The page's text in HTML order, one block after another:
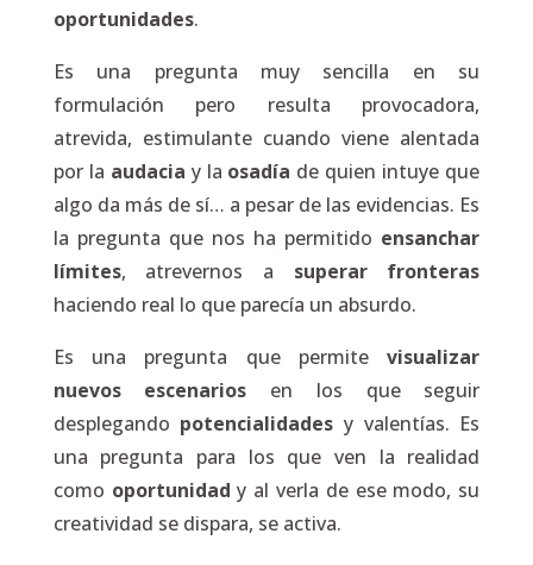
oportunidades.
Es una pregunta muy sencilla en su
formulación pero resulta provocadora,
atrevida, estimulante cuando viene alentada
por la audacia y la osadía de quien intuye que
algo da más de sí… a pesar de las evidencias. Es
la pregunta que nos ha permitido ensanchar
límites, atrevernos a superar fronteras
haciendo real lo que parecía un absurdo.
Es una pregunta que permitevisualizar
nuevos escenarios en los que seguir
desplegando potencialidades y valentías. Es
una pregunta para los que ven la realidad
como oportunidad y al verla de ese modo, su
creatividad se dispara, se activa.